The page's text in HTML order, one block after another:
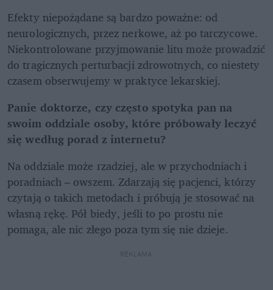
Efekty niepożądane są bardzo poważne: od
neurologicznych, przez nerkowe, aż po tarczycowe.
Niekontrolowane przyjmowanie litu może prowadzić
do tragicznych perturbacji zdrowotnych, co niestety
czasem obserwujemy w praktyce lekarskiej.
Panie doktorze, czy często spotyka pan na
swoim oddziale osoby, które próbowały leczyć
się według porad z internetu?
Na oddziale może rzadziej, ale w przychodniach i
poradniach – owszem. Zdarzają się pacjenci, którzy
czytają o takich metodach i próbują je stosować na
własną rękę. Pół biedy, jeśli to po prostu nie
pomaga, ale nic złego poza tym się nie dzieje.
REKLAMA